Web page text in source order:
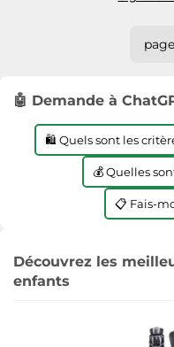
🤖 Demande à
🛍️ Quels sont les
💰 Quelles
📋 Fais-
Découvrez les
enfants